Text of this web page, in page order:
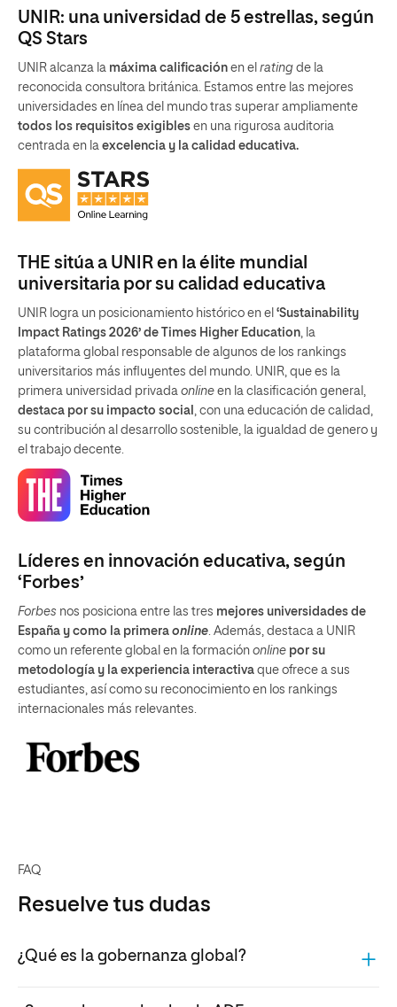
UNIR: una universidad de 5 estrellas, según
QS Stars
UNIR alcanza la máxima calificación en el rating de la
reconocida consultora británica. Estamos entre las mejores
universidades en línea del mundo tras superar ampliamente
todos los requisitos exigibles en una rigurosa auditoria
centrada en la excelencia y la calidad educativa.
THE sitúa a UNIR en la élite mundial
universitaria por su calidad educativa
UNIR logra un posicionamiento histórico en el ‘Sustainability
Impact Ratings 2026’ de Times Higher Education, la
plataforma global responsable de algunos de los rankings
universitarios más influyentes del mundo. UNIR, que es la
primera universidad privada online en la clasificación general,
destaca por su impacto social , con una educación de calidad,
su contribución al desarrollo sostenible, la igualdad de genero y
el trabajo decente.
Líderes en innovación educativa, según
‘Forbes’
Forbes nos posiciona entre las tres mejores universidades de
España y como la primera online . Además, destaca a UNIR
como un referente global en la formación online por su
metodología y la experiencia interactiva que ofrece a sus
estudiantes, así como su reconocimiento en los rankings
internacionales más relevantes.
FAQ
Resuelve tus dudas
¿Qué es la gobernanza global?